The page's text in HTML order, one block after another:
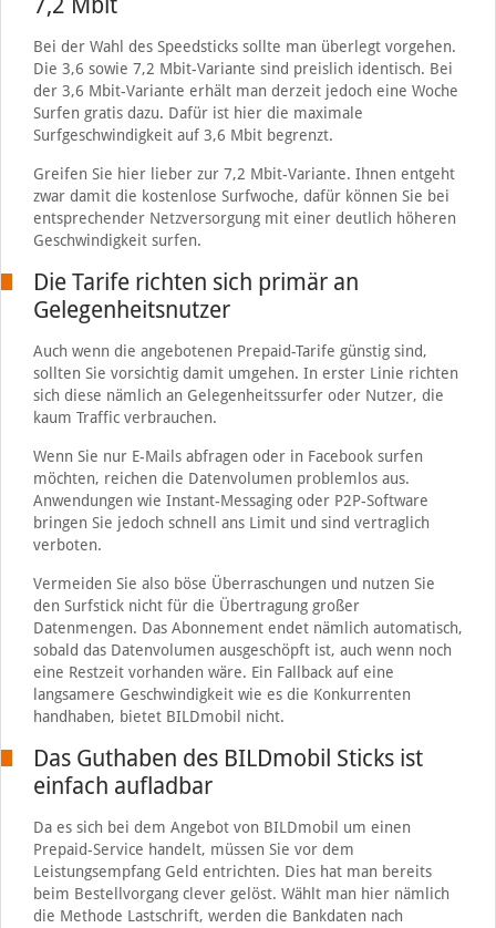
Bei der Wahl des Speedsticks sollte man überlegt vorgehen.
Die 3,6 sowie 7,2 Mbit-Variante sind preislich identisch. Bei
der 3,6 Mbit-Variante erhält man derzeit jedoch eine Woche
Surfen gratis dazu. Dafür ist hier die maximale
Surfgeschwindigkeit auf 3,6 Mbit begrenzt.
Greifen Sie hier lieber zur 7,2 Mbit-Variante. Ihnen entgeht
zwar damit die kostenlose Surfwoche, dafür können Sie bei
entsprechender Netzversorgung mit einer deutlich höheren
Geschwindigkeit surfen.
Die Tarife richten sich primär an
Gelegenheitsnutzer
Auch wenn die angebotenen Prepaid-Tarife günstig sind,
sollten Sie vorsichtig damit umgehen. In erster Linie richten
sich diese nämlich an Gelegenheitssurfer oder Nutzer, die
kaum Traffic verbrauchen.
Wenn Sie nur E-Mails abfragen oder in Facebook surfen
möchten, reichen die Datenvolumen problemlos aus.
Anwendungen wie Instant-Messaging oder P2P-Software
bringen Sie jedoch schnell ans Limit und sind vertraglich
verboten.
Vermeiden Sie also böse Überraschungen und nutzen Sie
den Surfstick nicht für die Übertragung großer
Datenmengen. Das Abonnement endet nämlich automatisch,
sobald das Datenvolumen ausgeschöpft ist, auch wenn noch
eine Restzeit vorhanden wäre. Ein Fallback auf eine
langsamere Geschwindigkeit wie es die Konkurrenten
handhaben, bietet BILDmobil nicht.
Das Guthaben des BILDmobil Sticks ist
einfach aufladbar
Da es sich bei dem Angebot von BILDmobil um einen
Prepaid-Service handelt, müssen Sie vor dem
Leistungsempfang Geld entrichten. Dies hat man bereits
beim Bestellvorgang clever gelöst. Wählt man hier nämlich
die Methode Lastschrift, werden die Bankdaten nach